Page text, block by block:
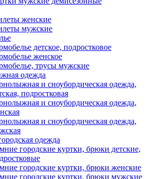
женские
мужские
детское, подростковое
женское
трусы мужские
одежда
и сноубордическая одежда,
подростковая
и сноубордическая одежда,
и сноубордическая одежда,
одежда
городские куртки, брюки детские,
городские куртки, брюки женские
городские куртки, брюки мужские